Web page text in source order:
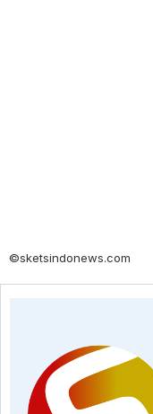
©sketsindonews.com